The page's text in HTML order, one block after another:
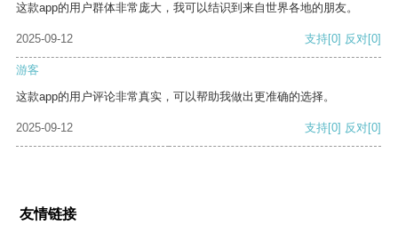
这款app的用户群体非常庞大，我可以结识到来自世界各地的朋友。
2025-09-12 支持[0] 反对[0]
游客
这款app的用户评论非常真实，可以帮助我做出更准确的选择。
2025-09-12 支持[0] 反对[0]
友情链接